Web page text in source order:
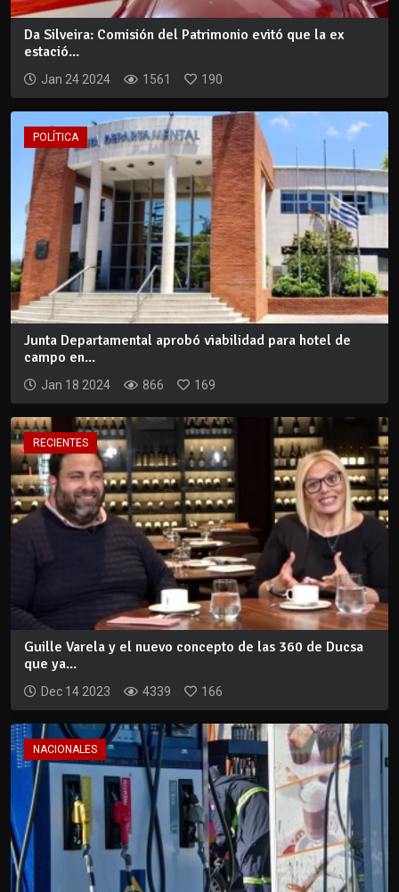
Da Silveira: Comisión del Patrimonio evitó que la ex
estació...
Jan 24 2024 1561 190
POLÍTICA
Junta Departamental aprobó viabilidad para hotel de
campo en...
Jan 18 2024 866 169
RECIENTES
Guille Varela y el nuevo concepto de las 360 de Ducsa
que ya...
Dec 14 2023 4339 166
NACIONALES